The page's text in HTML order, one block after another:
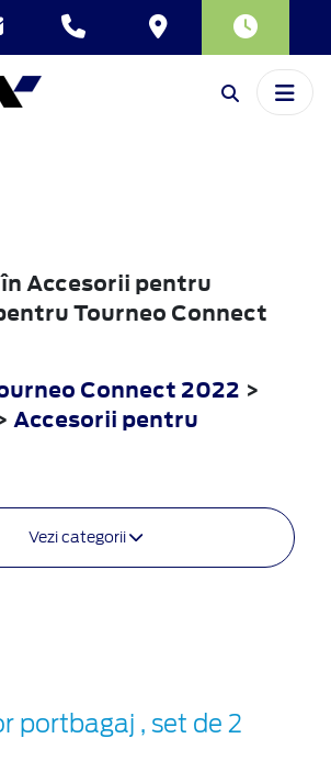
Accesorii pentru
Tourneo Connect
Connect 2022 >
Accesorii pentru
Vezi categorii
portbagaj , set de 2